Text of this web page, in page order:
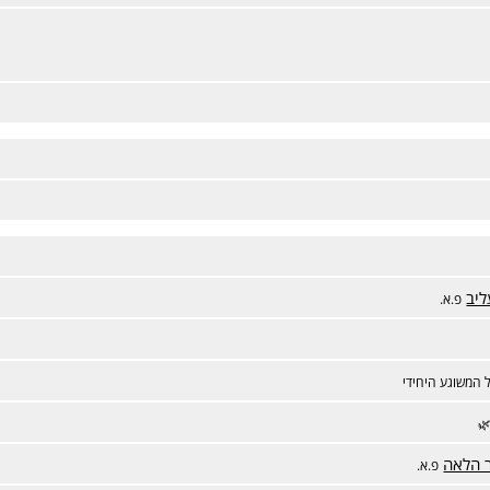
פ.א.
ל המשוגע היחידי
הלאה פ.א.